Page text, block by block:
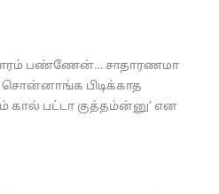
பண்ணேன்… சாதாரணமா
பிடிக்காத
கால் பட்டா குத்தம்ன்னு’ என